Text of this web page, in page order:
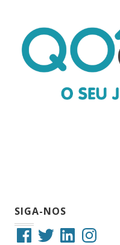
SIGA-NOS
FacebookTwitterLinkedInInstagram